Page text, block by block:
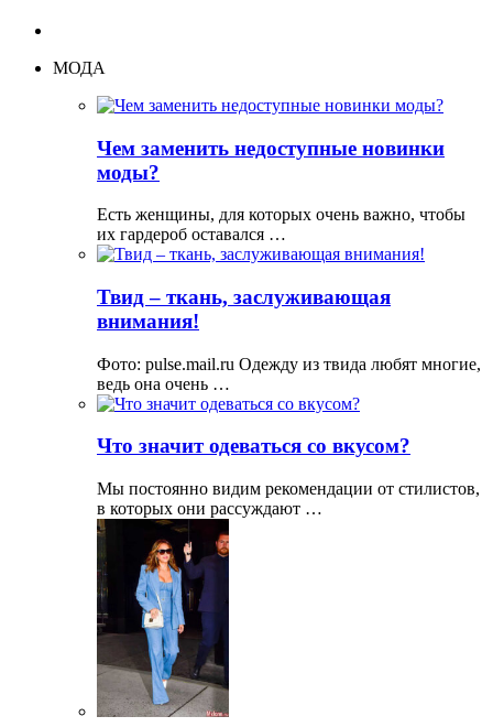
МОДА
Чем заменить недоступные новинки
моды?
Есть женщины, для которых очень важно, чтобы
их гардероб оставался …
Твид – ткань, заслуживающая
внимания!
Фото: pulse.mail.ru Одежду из твида любят многие,
ведь она очень …
Что значит одеваться со вкусом?
Мы постоянно видим рекомендации от стилистов,
в которых они рассуждают …